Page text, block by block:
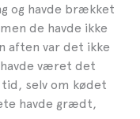
og havde brækket
de havde ikke
aften var det ikke
været det
selv om kødet
havde grædt,